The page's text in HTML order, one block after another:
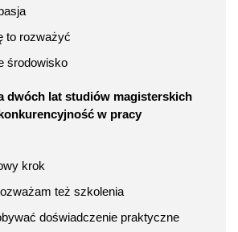
to rozważyć
środowisko
dwóch lat studiów magisterskich
w pracy
krok
też szkolenia
doświadczenie praktyczne